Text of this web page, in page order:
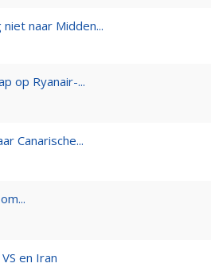
naar Midden...
op Ryanair-...
Canarische...
en Iran